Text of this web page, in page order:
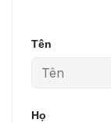
Tên
Họ